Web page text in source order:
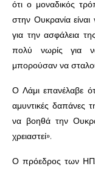
ότι ο μοναδικός
στην Ουκρανία
για την ασφάλεια
πολύ νωρίς για
μπορούσαν να
Ο Λάμι επανέλαβε
αμυντικές δαπάνες
να βοηθά την
χρειαστεί».
Ο πρόεδρος των